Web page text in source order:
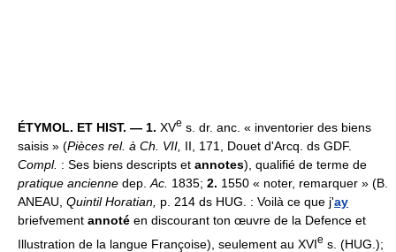
ÉTYMOL. ET HIST. — 1. XVe s. dr. anc. « inventorier des biens
saisis » (Pièces rel. à Ch. VII, II, 171, Douet d'Arcq. ds GDF.
Compl. : Ses biens descripts et annotes), qualifié de terme de
pratique ancienne dep. Ac. 1835; 2. 1550 « noter, remarquer » (B.
ANEAU, Quintil Horatian, p. 214 ds HUG. : Voilà ce que j'ay
briefvement annoté en discourant ton œuvre de la Defence et
Illustration de la langue Françoise), seulement au XVIe s. (HUG.);